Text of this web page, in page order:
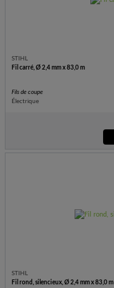
STIHL
Fil carré, Ø 2,4 mm x 83,0 m
Fils de coupe
Électrique
STIHL
Fil rond, silencieux, Ø 2,4 mm x 83,0 m